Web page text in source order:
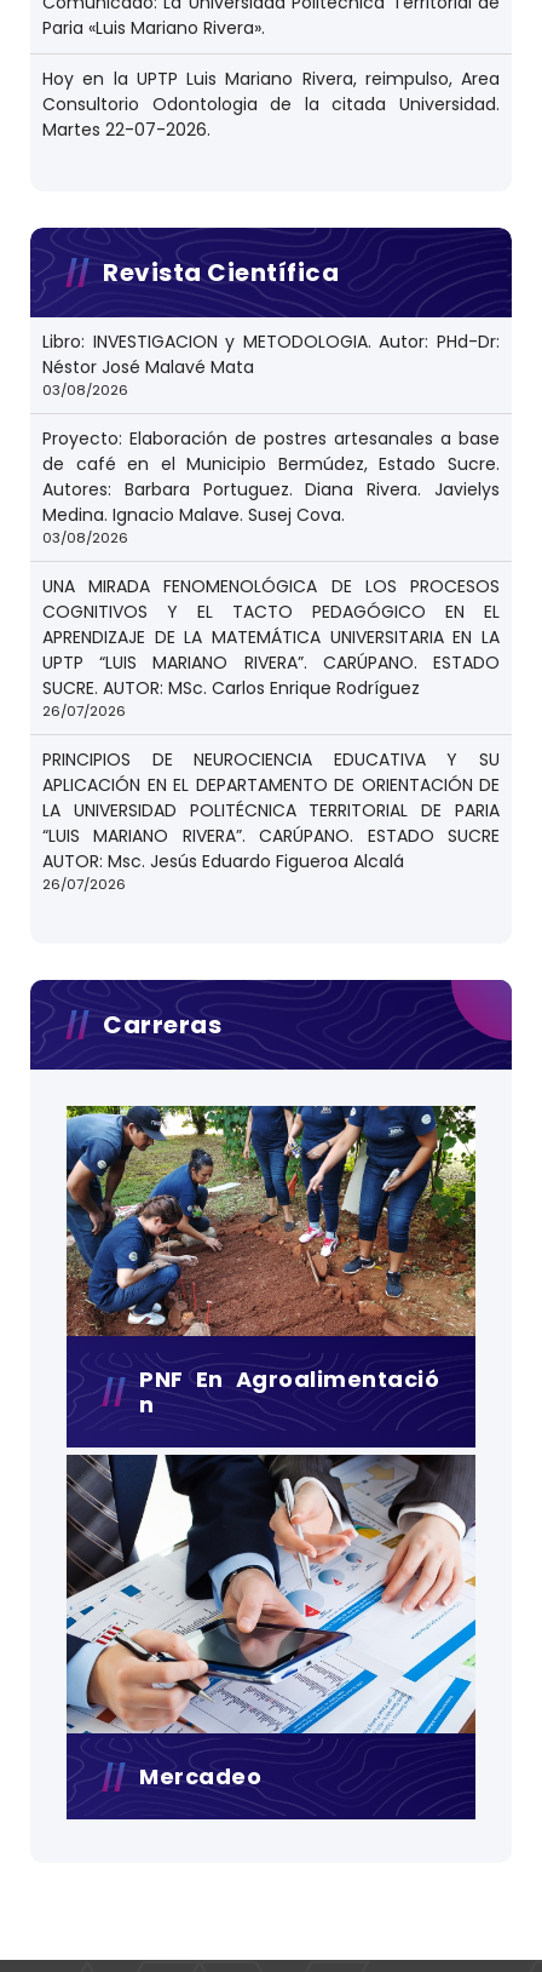
Paria «Luis Mariano Rivera».
Hoy en la UPTP Luis Mariano Rivera, reimpulso, Area
Consultorio Odontologia de la citada Universidad.
Martes 22-07-2026.
Revista Científica
Libro: INVESTIGACION y METODOLOGIA. Autor: PHd-Dr:
Néstor José Malavé Mata
03/08/2026
Proyecto: Elaboración de postres artesanales a base
de café en el Municipio Bermúdez, Estado Sucre.
Autores: Barbara Portuguez. Diana Rivera. Javielys
Medina. Ignacio Malave. Susej Cova.
03/08/2026
UNA MIRADA FENOMENOLÓGICA DE LOS PROCESOS
COGNITIVOS Y EL TACTO PEDAGÓGICO EN EL
APRENDIZAJE DE LA MATEMÁTICA UNIVERSITARIA EN LA
UPTP “LUIS MARIANO RIVERA”. CARÚPANO. ESTADO
SUCRE. AUTOR: MSc. Carlos Enrique Rodríguez
26/07/2026
PRINCIPIOS DE NEUROCIENCIA EDUCATIVA Y SU
APLICACIÓN EN EL DEPARTAMENTO DE ORIENTACIÓN DE
LA UNIVERSIDAD POLITÉCNICA TERRITORIAL DE PARIA
“LUIS MARIANO RIVERA”. CARÚPANO. ESTADO SUCRE
AUTOR: Msc. Jesús Eduardo Figueroa Alcalá
26/07/2026
Carreras
PNF En Agroalimentació
N
Mercadeo